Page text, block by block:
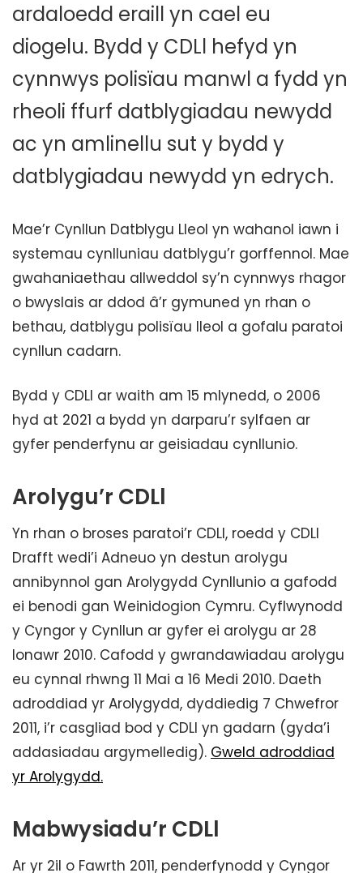
ardaloedd eraill yn cael eu
diogelu. Bydd y CDLl hefyd yn
cynnwys polisïau manwl a fydd yn
rheoli ffurf datblygiadau newydd
ac yn amlinellu sut y bydd y
datblygiadau newydd yn edrych.
Mae’r Cynllun Datblygu Lleol yn wahanol iawn i
systemau cynlluniau datblygu’r gorffennol. Mae
gwahaniaethau allweddol sy’n cynnwys rhagor
o bwyslais ar ddod â’r gymuned yn rhan o
bethau, datblygu polisïau lleol a gofalu paratoi
cynllun cadarn.
Bydd y CDLl ar waith am 15 mlynedd, o 2006
hyd at 2021 a bydd yn darparu’r sylfaen ar
gyfer penderfynu ar geisiadau cynllunio.
Arolygu’r CDLl
Yn rhan o broses paratoi’r CDLl, roedd y CDLl
Drafft wedi’i Adneuo yn destun arolygu
annibynnol gan Arolygydd Cynllunio a gafodd
ei benodi gan Weinidogion Cymru. Cyflwynodd
y Cyngor y Cynllun ar gyfer ei arolygu ar 28
Ionawr 2010. Cafodd y gwrandawiadau arolygu
eu cynnal rhwng 11 Mai a 16 Medi 2010. Daeth
adroddiad yr Arolygydd, dyddiedig 7 Chwefror
2011, i’r casgliad bod y CDLl yn gadarn (gyda’i
addasiadau argymelledig). Gweld adroddiad
yr Arolygydd.
Mabwysiadu’r CDLl
Ar yr 2il o Fawrth 2011, penderfynodd y Cyngor